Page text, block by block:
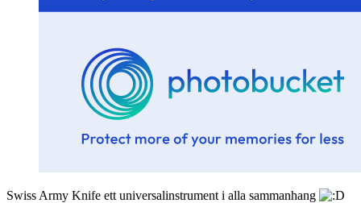
Swiss Army Knife ett universalinstrument i alla sammanhang